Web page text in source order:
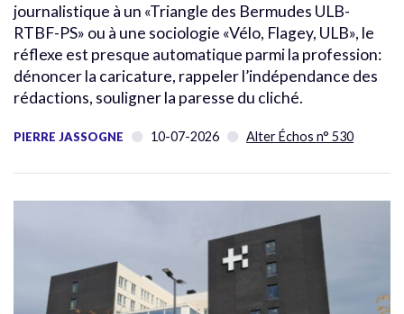
journalistique à un «Triangle des Bermudes ULB-
RTBF-PS» ou à une sociologie «Vélo, Flagey, ULB», le
réflexe est presque automatique parmi la profession:
dénoncer la caricature, rappeler l’indépendance des
rédactions, souligner la paresse du cliché.
PIERRE JASSOGNE 10-07-2026 Alter Échos n° 530